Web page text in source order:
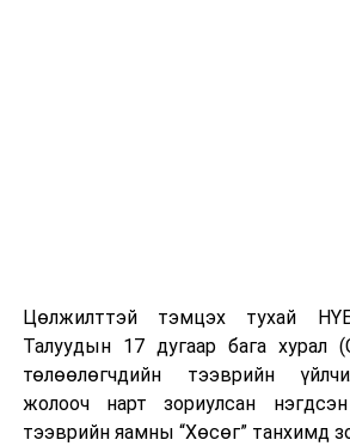
Цөлжилттэй тэмцэх тухай
Талуудын 17 дугаар бага хурал
төлөөлөгчдийн тээврийн
жолооч нарт зориулсан
тээврийн яамны “Хөсөг” танхимд